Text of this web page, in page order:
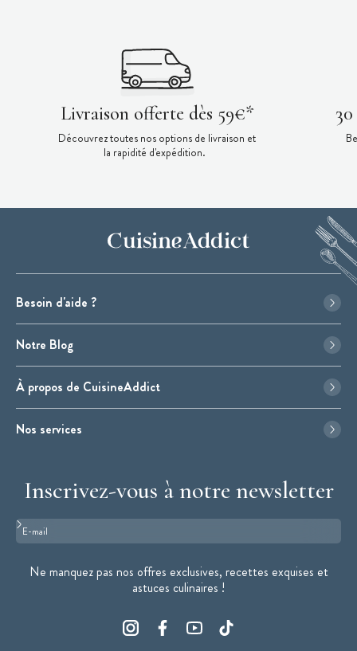
Livraison offerte dès 59€*
Découvrez toutes nos options de livraison et
la rapidité d'expédition.
Besoin d'aide ?
Notre Blog
À propos de CuisineAddict
Nos services
Inscrivez-vous à notre newsletter
Format : adresse@email.com
Ne manquez pas nos offres exclusives, recettes exquises et
astuces culinaires !